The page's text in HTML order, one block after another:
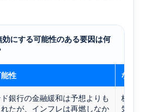
効にする可能性のある要因は何
性 なぜ
銀行の金融緩和は予想よりも
たが、インフレは再燃しなか
株価
気な